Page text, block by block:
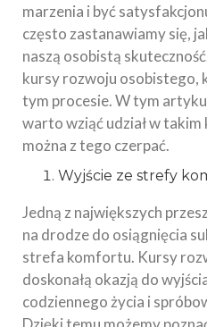
marzenia i być
często zastanawiamy się,
naszą osobistą
kursy rozwoju osobistego,
tym procesie. W tym
warto wziąć udział w takim
można z tego czerpać.
Wyjście ze strefy
Jedną z największych
na drodze do osiągnięcia
strefa komfortu. Kursy
doskonałą okazją do
codziennego życia i